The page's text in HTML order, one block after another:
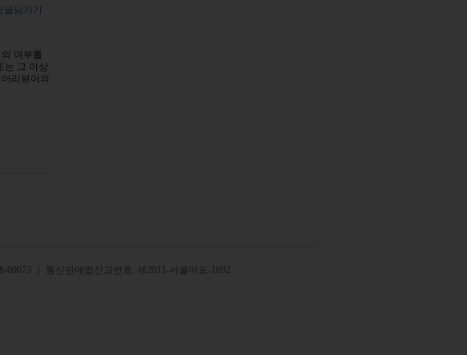
글남기기
여부를
는 그 이상
리뷰어의
09073 ㅣ 통신판매업신고번호: 제2011-서울마포-1692